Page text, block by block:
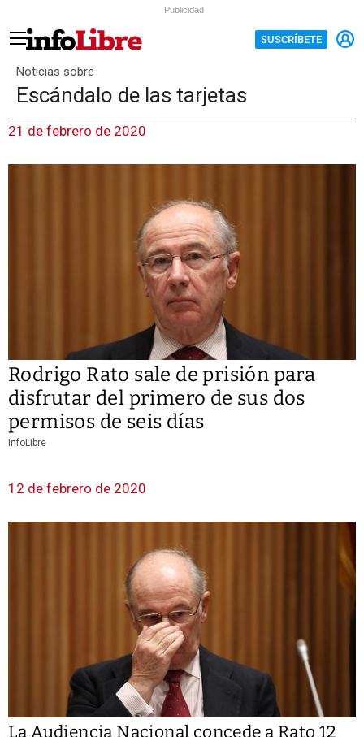
Publicidad
SUSCRÍBETE
Noticias sobre
Escándalo de las tarjetas
21 de febrero de 2020
Rodrigo Rato sale de prisión para
disfrutar del primero de sus dos
permisos de seis días
infoLibre
12 de febrero de 2020
La Audiencia Nacional concede a Rato 12